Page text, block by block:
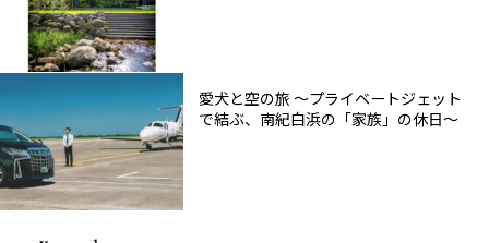
愛犬と空の旅 ～プライベートジェット
で結ぶ、南紀白浜の「家族」の休日～